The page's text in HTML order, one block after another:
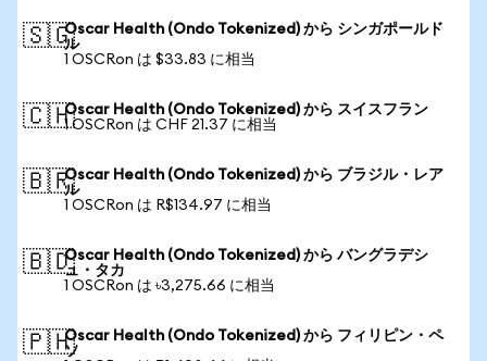
🇸🇬Oscar Health (Ondo Tokenized) から シンガポールド
ル
1 OSCRon は $33.83 に相当
🇨🇭Oscar Health (Ondo Tokenized) から スイスフラン
1 OSCRon は CHF 21.37 に相当
🇧🇷Oscar Health (Ondo Tokenized) から ブラジル・レア
ル
1 OSCRon は R$134.97 に相当
🇧🇩Oscar Health (Ondo Tokenized) から バングラデシ
ュ・タカ
1 OSCRon は ৳3,275.66 に相当
🇵🇭Oscar Health (Ondo Tokenized) から フィリピン・ペ
ソ